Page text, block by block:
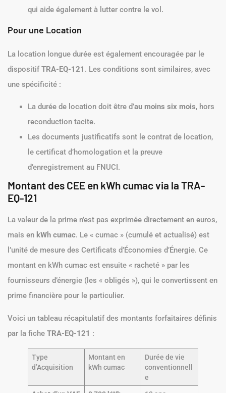
qui aide également à lutter contre le vol.
Pour une Location
La location longue durée est également encouragée par le
dispositifTRA-EQ-121 . Les conditions sont similaires, avec
une spécificité :
La durée de location doit être d’au moins six mois, hors
reconduction tacite.
Les documents justificatifs sont le contrat de location,
le certificat d’homologation et la preuve
d’enregistrement au FNUCI.
Montant des CEE en kWh cumac via la TRA-
EQ-121
La valeur de la prime n’est pas exprimée directement en euros,
mais en kWh cumac. Le « cumac » (cumulé et actualisé) est
l’unité de mesure des Certificats d’Économies d’Énergie. Ce
montant en kWh cumac est ensuite « racheté » par les
fournisseurs d’énergie (les « obligés »), qui le convertissent en
prime financière pour le particulier.
Voici un tableau récapitulatif des montants forfaitaires définis
par la fiche TRA-EQ-121 :
Type
d’Acquisition
Montant en
kWh cumac
Durée de vie
conventionnell
e